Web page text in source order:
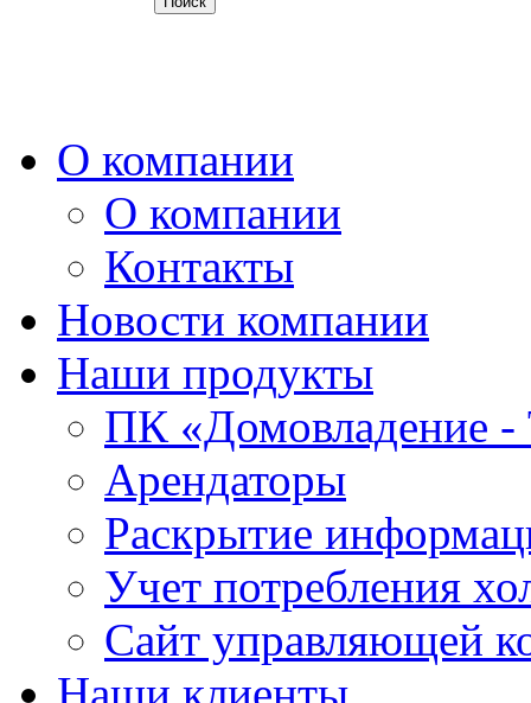
О компании
О компании
Контакты
Новости компании
Наши продукты
ПК «Домовладение -
Арендаторы
Раскрытие
Учет потребления
Сайт управляющей